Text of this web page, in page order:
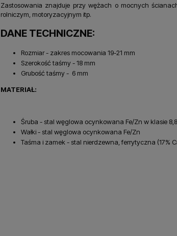
Zastosowania znajduje przy wężach o mocnych
rolniczym, motoryzacyjnym itp.
DANE TECHNICZNE:
Rozmiar - zakres mocowania 19-21 mm
Szerokość taśmy - 18 mm
Grubość taśmy - 6 mm
MATERIAŁ:
Śruba - stal węglowa ocynkowana Fe/Zn w klasie
Wałki - stal węglowa ocynkowana Fe/Zn
Taśma i zamek - stal nierdzewna, ferrytyczna (17%